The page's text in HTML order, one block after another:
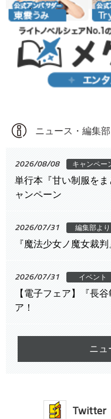
ニュース・編集部
2026/08/08 キャンペー
単行本『甘い制服を
ャンペーン
2026/07/31 編集部より
『魔法少女ノ魔女裁
2026/07/31 イベント
【電子フェア】『長
ア！
ニュ
Twitter